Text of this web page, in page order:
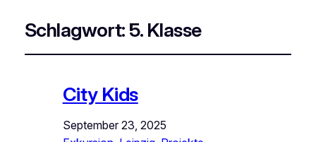
Schlagwort: 5. Klasse
City Kids
September 23, 2025